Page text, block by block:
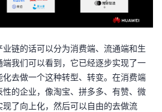
链的话可以分为消费端、流通端和生
我们可以看到，它已经逐步实现了一
去做一个这种转型、转变。在消费端
的企业，像淘宝、拼多多、有赞、微
了向上化，然后可以自由的去做流